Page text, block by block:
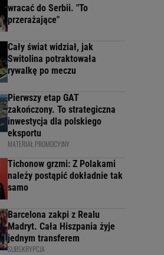
wracać do Serbii. "To
przerażające"
Cały świat widział, jak
Switolina potraktowała
rywalkę po meczu
Pierwszy etap GAT
zakończony. To strategiczna
inwestycja dla polskiego
eksportu
MATERIAŁ PROMOCYJNY
Tichonow grzmi: Z Polakami
należy postąpić dokładnie tak
samo
Barcelona zakpi z Realu
Madryt. Cała Hiszpania żyje
jednym transferem
SUBSKRYPCJA